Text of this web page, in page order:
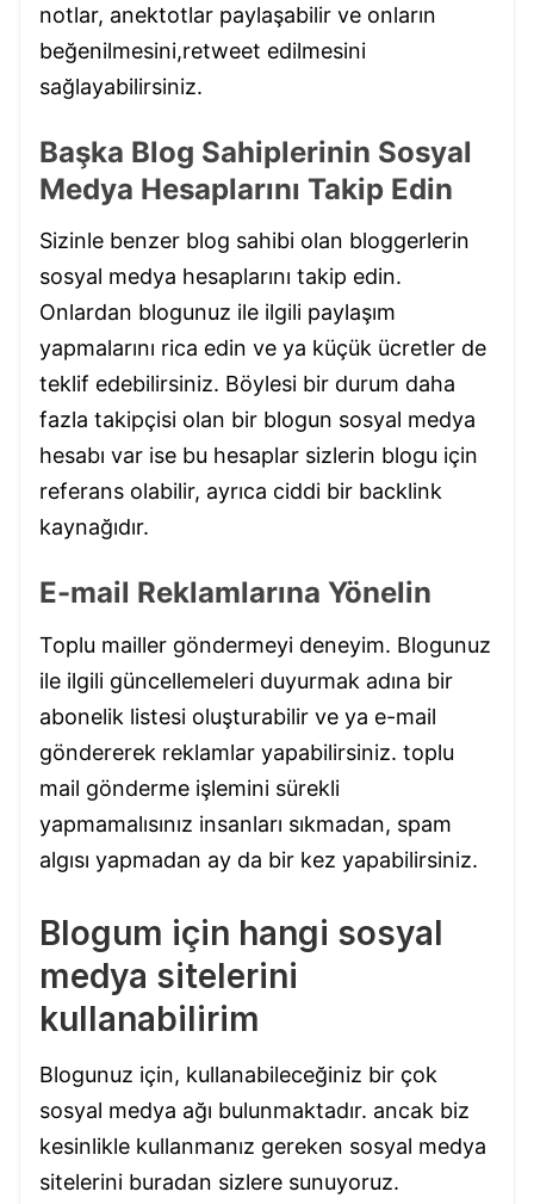
notlar, anektotlar paylaşabilir ve onların
beğenilmesini,retweet edilmesini
sağlayabilirsiniz.
Başka Blog Sahiplerinin Sosyal
Medya Hesaplarını Takip Edin
Sizinle benzer blog sahibi olan bloggerlerin
sosyal medya hesaplarını takip edin.
Onlardan blogunuz ile ilgili paylaşım
yapmalarını rica edin ve ya küçük ücretler de
teklif edebilirsiniz. Böylesi bir durum daha
fazla takipçisi olan bir blogun sosyal medya
hesabı var ise bu hesaplar sizlerin blogu için
referans olabilir, ayrıca ciddi bir backlink
kaynağıdır.
E-mail Reklamlarına Yönelin
Toplu mailler göndermeyi deneyim. Blogunuz
ile ilgili güncellemeleri duyurmak adına bir
abonelik listesi oluşturabilir ve ya e-mail
göndererek reklamlar yapabilirsiniz. toplu
mail gönderme işlemini sürekli
yapmamalısınız insanları sıkmadan, spam
algısı yapmadan ay da bir kez yapabilirsiniz.
Blogum için hangi sosyal
medya sitelerini
kullanabilirim
Blogunuz için, kullanabileceğiniz bir çok
sosyal medya ağı bulunmaktadır. ancak biz
kesinlikle kullanmanız gereken sosyal medya
sitelerini buradan sizlere sunuyoruz.